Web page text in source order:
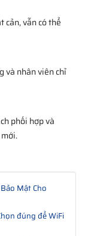
cản, vẫn có thể
và nhân viên chỉ
phối hợp và
Mật Cho
đúng để WiFi